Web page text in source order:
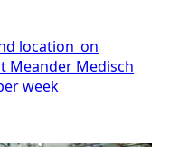
location_on
Meander Medisch
week